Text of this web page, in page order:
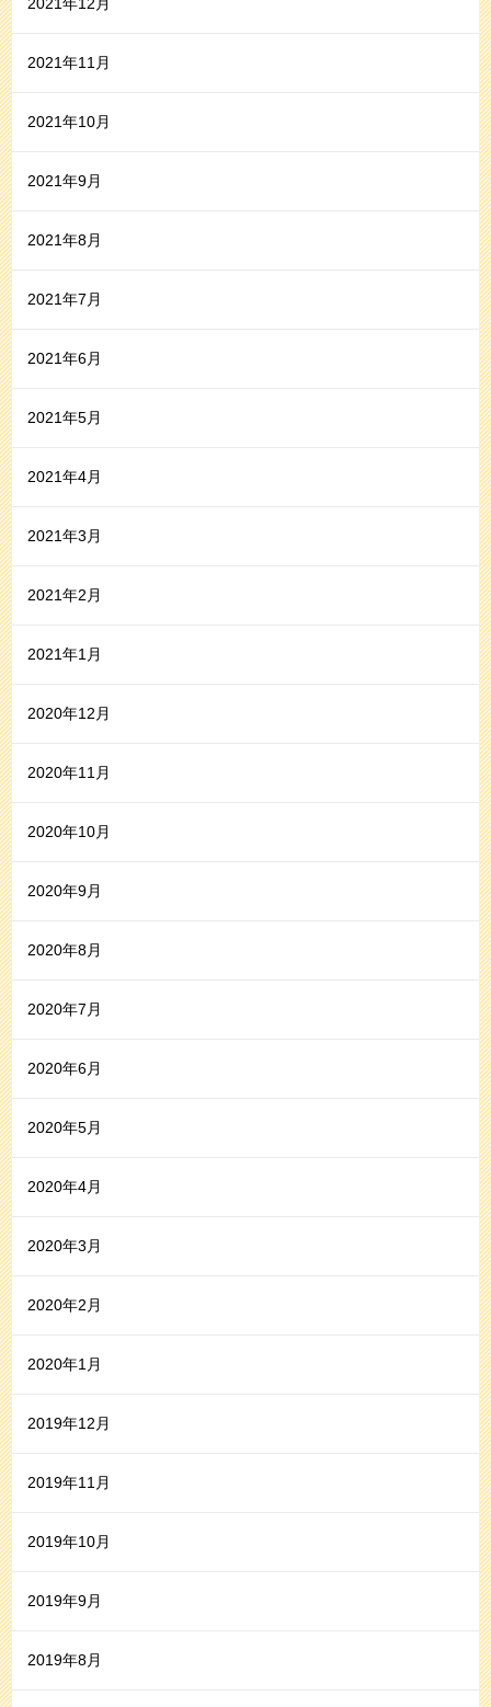
2021年11月
2021年10月
2021年9月
2021年8月
2021年7月
2021年6月
2021年5月
2021年4月
2021年3月
2021年2月
2021年1月
2020年12月
2020年11月
2020年10月
2020年9月
2020年8月
2020年7月
2020年6月
2020年5月
2020年4月
2020年3月
2020年2月
2020年1月
2019年12月
2019年11月
2019年10月
2019年9月
2019年8月